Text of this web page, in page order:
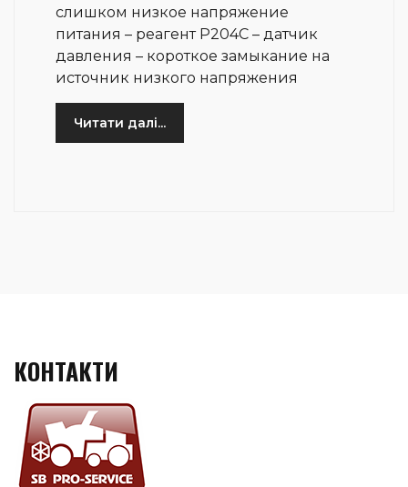
слишком низкое напряжение
питания – реагент P204C – датчик
давления – короткое замыкание на
источник низкого напряжения
Читати далі...
КОНТАКТИ